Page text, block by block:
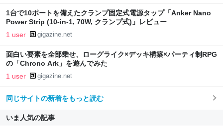
1台で10ポートを備えたクランプ固定式電源タップ「Anker Nano
Power Strip (10-in-1, 70W, クランプ式)」レビュー
1 user gigazine.net
面白い要素を全部乗せ、ローグライク×デッキ構築×パーティ制RPG
の「Chrono Ark」を遊んでみた
1 user gigazine.net
同じサイトの新着をもっと読む
いま人気の記事